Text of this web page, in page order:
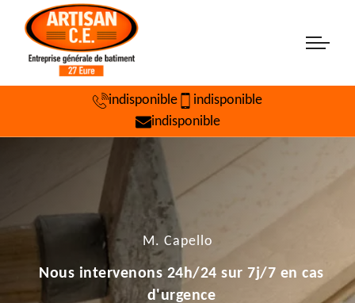
indisponible
indisponible
indisponible
M. Capello
Nous intervenons 24h/24 sur 7j/7 en cas
d'urgence